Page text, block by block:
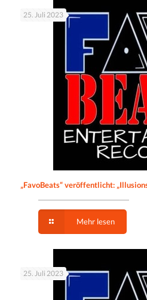
25. Juli 2023
„FavoBeats“ veröffentlicht:
Mehr lesen
25. Juli 2023